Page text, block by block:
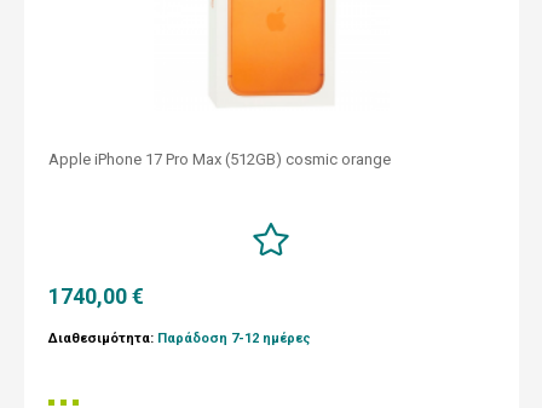
Apple iPhone 17 Pro Max (512GB) cosmic orange
1740,00 €
Διαθεσιμότητα: Παράδοση 7-12 ημέρες